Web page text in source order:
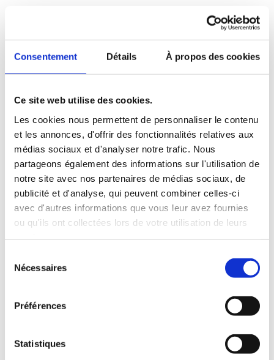
Consentement Détails À propos des cookies
Ce site web utilise des cookies.
Les cookies nous permettent de personnaliser le contenu
et les annonces, d'offrir des fonctionnalités relatives aux
médias sociaux et d'analyser notre trafic. Nous
partageons également des informations sur l'utilisation de
notre site avec nos partenaires de médias sociaux, de
publicité et d'analyse, qui peuvent combiner celles-ci
avec d'autres informations que vous leur avez fournies
ou qu'ils ont collectées lors de votre utilisation de leurs
Nécessaires
Préférences
Statistiques
règlementaires nécessite en général
et une grande
expérience pour obtenir une
information pertinente, prenant en
compte tous les paramètres de
votre établissement.
AvecElearnPrevvous pouvez :
Obtenir toutes les réponses
Poser vos questions et la plateforme